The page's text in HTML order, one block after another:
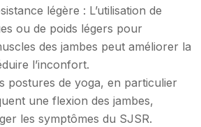
légère : L’utilisation de
ou de poids légers pour
des jambes peut améliorer la
l’inconfort.
postures de yoga, en particulier
une flexion des jambes,
les symptômes du SJSR.